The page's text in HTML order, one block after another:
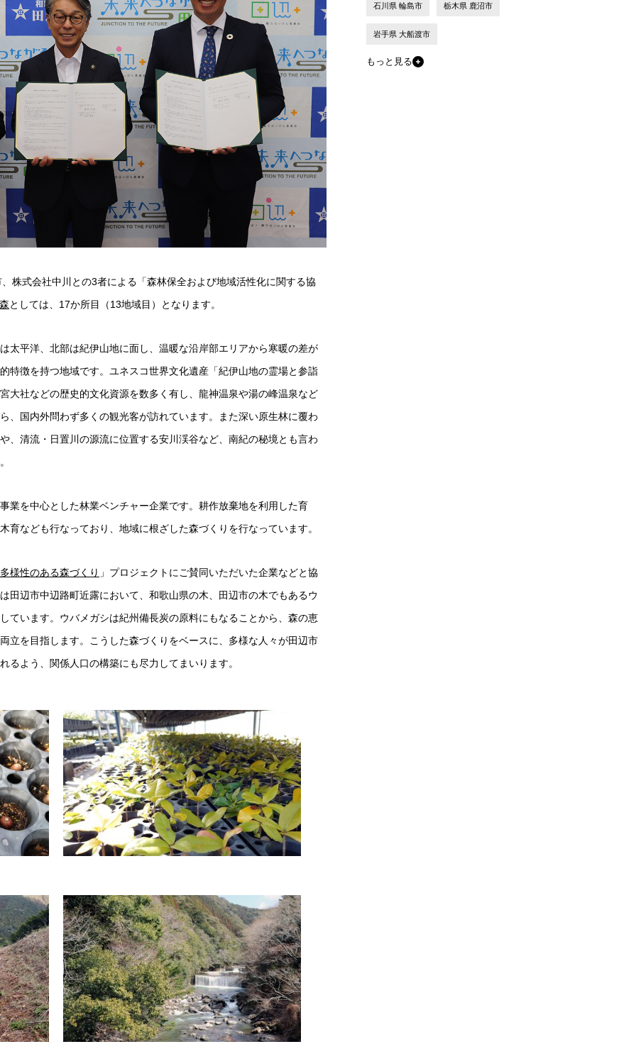
株式会社中川との3者による「森林保全および地域活性化に関する協
としては、17か所目（13地域目）となります。
太平洋、北部は紀伊山地に面し、温暖な沿岸部エリアから寒暖の差が
特徴を持つ地域です。ユネスコ世界文化遺産「紀伊山地の霊場と参詣
大社などの歴史的文化資源を数多く有し、龍神温泉や湯の峰温泉など
、国内外問わず多くの観光客が訪れています。また深い原生林に覆わ
、清流・日置川の源流に位置する安川渓谷など、南紀の秘境とも言わ
業を中心とした林業ベンチャー企業です。耕作放棄地を利用した育
育なども行なっており、地域に根ざした森づくりを行なっています。
多様性のある森づくり 」プロジェクトにご賛同いただいた企業などと協
田辺市中辺路町近露において、和歌山県の木、田辺市の木でもあるウ
ています。ウバメガシは紀州備長炭の原料にもなることから、森の恵
立を目指します。こうした森づくりをベースに、多様な人々が田辺市
るよう、関係人口の構築にも尽力してまいります。
石川県 輪島市 栃木県 鹿沼市
岩手県 大船渡市
もっと見る